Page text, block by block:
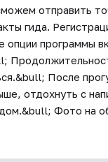
отправить
гида.
опции программы
После
отдохнуть с
Фото на